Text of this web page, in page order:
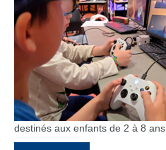
destinés aux enfants de 2 à 8 ans.